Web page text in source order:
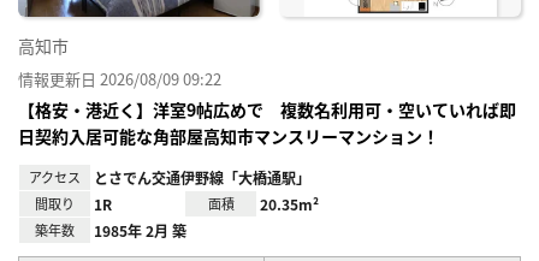
高知市
情報更新日 2026/08/09 09:22
【格安・港近く】洋室9帖広めで 複数名利用可・空いていれば即
日契約入居可能な角部屋高知市マンスリーマンション！
アクセス とさでん交通伊野線「大橋通駅」
間取り 1R 面積 20.35m²
築年数 1985年 2月 築